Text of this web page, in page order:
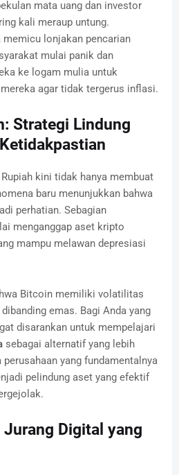
mata uang dan investor
kali meraup untung.
lonjakan pencarian
mulai panik dan
ke logam mulia untuk
agar tidak tergerus inflasi.
Strategi Lindung
kini tidak hanya membuat
baru menunjukkan bahwa
perhatian. Sebagian
menganggap aset kripto
mampu melawan depresiasi
Bitcoin memiliki volatilitas
emas. Bagi Anda yang
disarankan untuk mempelajari
sebagai alternatif yang lebih
yang fundamentalnya
pelindung aset yang efektif
Jurang Digital yang